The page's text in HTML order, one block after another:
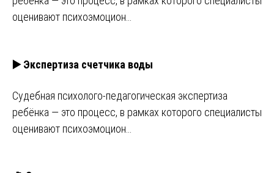
оценивают психоэмоцион…
▶️ Экспертиза счетчика воды
Судебная психолого-педагогическая экспертиза
ребёнка — это процесс, в рамках которого специалисты
оценивают психоэмоцион…